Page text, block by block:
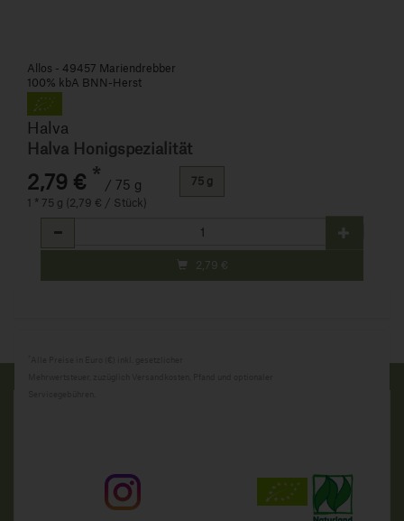
Allos - 49457 Mariendrebber
100% kbA BNN-Herst
Halva
Halva Honigspezialität
2,79 € * / 75 g
1 * 75 g (2,79 € / Stück)
75 g
Anzahl
2,79 €